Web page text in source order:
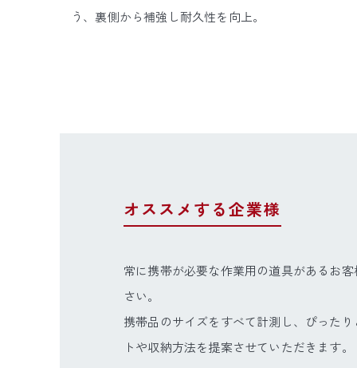
う、裏側から補強し耐久性を向上。
オススメする企業様
常に携帯が必要な作業用の道具があるお
さい。
携帯品のサイズをすべて計測し、ぴった
トや収納方法を提案させていただきます。